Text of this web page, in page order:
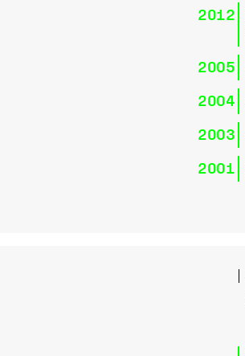
2012
2005
2004
2003
2001